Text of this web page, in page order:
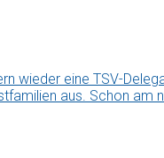
wieder eine TSV-
aus. Schon am